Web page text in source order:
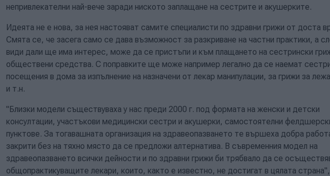
непривлекателни най-вече заради ниското заплащане на сестрите и акушерките.
Идеята не е нова, за нея настояват самите специалисти по здравни грижи от доста
Смята се, че засега само се дава възможност за разкриване на частни практики, а
види дали ще има интерес, може да се пристъпи и към плащането на сестрински
обществени средства. С поправките ще може например легално да се наемат
посещения в дома за изпълнение на назначени от лекар манипулации, за грижи за
и т.н.
"Близки модели съществуваха у нас преди 2000 г. под формата на женски и детски
консултации, участъкови медицински сестри и акушерки, самостоятелни
пунктове. За тогавашната организация на здравеопазването те вършеха добра
закрити без на тяхно място да се предложи алтернатива. В съвременния модел на
здравеопазването всички дейности и по здравни грижи би трябвало да се
общопрактикуващите лекари, които, както е известно, не достигат в цялата страна",